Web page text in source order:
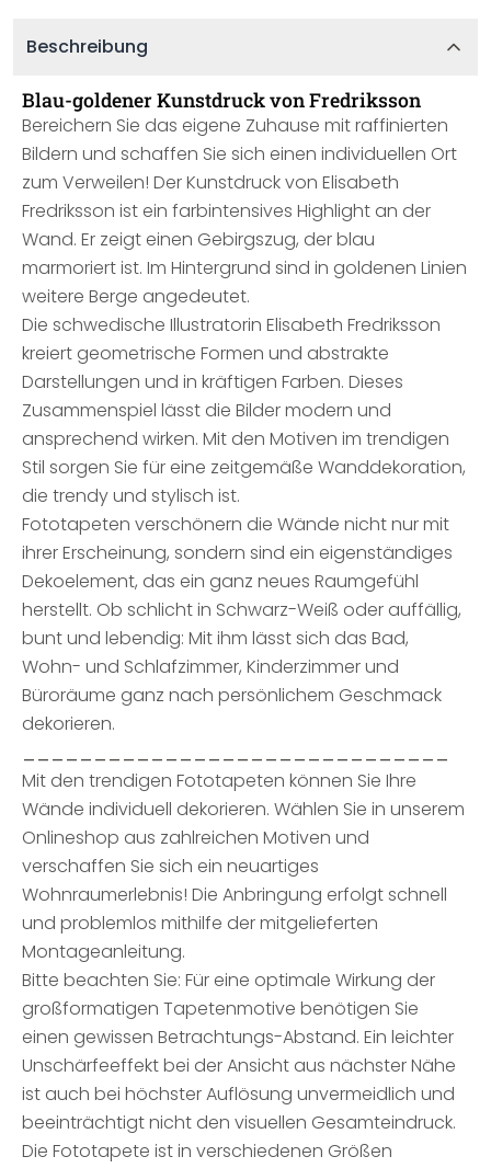
Beschreibung
Blau-goldener Kunstdruck von Fredriksson
Bereichern Sie das eigene Zuhause mit raffinierten
Bildern und schaffen Sie sich einen individuellen Ort
zum Verweilen! Der Kunstdruck von Elisabeth
Fredriksson ist ein farbintensives Highlight an der
Wand. Er zeigt einen Gebirgszug, der blau
marmoriert ist. Im Hintergrund sind in goldenen Linien
weitere Berge angedeutet.
Die schwedische Illustratorin Elisabeth Fredriksson
kreiert geometrische Formen und abstrakte
Darstellungen und in kräftigen Farben. Dieses
Zusammenspiel lässt die Bilder modern und
ansprechend wirken. Mit den Motiven im trendigen
Stil sorgen Sie für eine zeitgemäße Wanddekoration,
die trendy und stylisch ist.
Fototapeten verschönern die Wände nicht nur mit
ihrer Erscheinung, sondern sind ein eigenständiges
Dekoelement, das ein ganz neues Raumgefühl
herstellt. Ob schlicht in Schwarz-Weiß oder auffällig,
bunt und lebendig: Mit ihm lässt sich das Bad,
Wohn- und Schlafzimmer, Kinderzimmer und
Büroräume ganz nach persönlichem Geschmack
dekorieren.
Mit den trendigen Fototapeten können Sie Ihre
Wände individuell dekorieren. Wählen Sie in unserem
Onlineshop aus zahlreichen Motiven und
verschaffen Sie sich ein neuartiges
Wohnraumerlebnis! Die Anbringung erfolgt schnell
und problemlos mithilfe der mitgelieferten
Montageanleitung.
Bitte beachten Sie: Für eine optimale Wirkung der
großformatigen Tapetenmotive benötigen Sie
einen gewissen Betrachtungs-Abstand. Ein leichter
Unschärfeeffekt bei der Ansicht aus nächster Nähe
ist auch bei höchster Auflösung unvermeidlich und
beeinträchtigt nicht den visuellen Gesamteindruck.
Die Fototapete ist in verschiedenen Größen